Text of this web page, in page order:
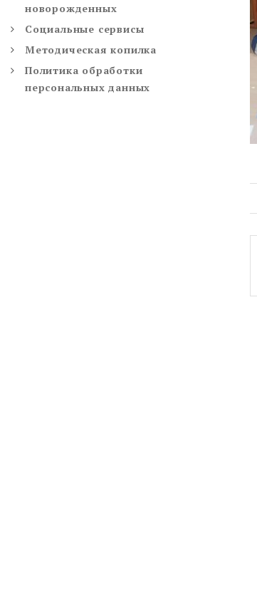
новорожденных
Социальные сервисы
Методическая копилка
Политика обработки
персональных данных